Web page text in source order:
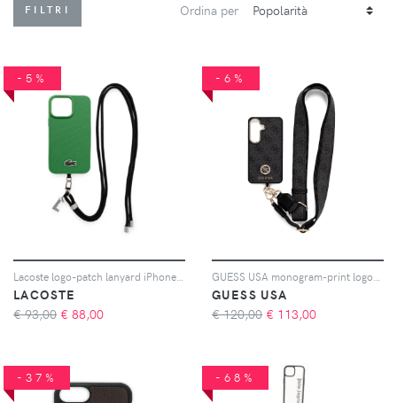
FILTRI Ordina per
-5%
LACOSTE
€ 93,00 € 88,00
-6%
GUESS USA
€ 120,00 € 113,00
-37% -68%